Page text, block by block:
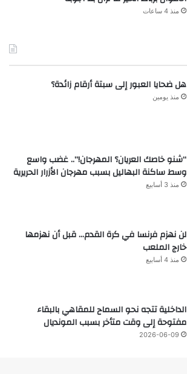
منذ 4 ساعات
هل ضحايا العبور إلى سبتة أرقام زائدة؟
منذ يومين
“شنو خاصك العريان؟ المهرجان!”.. غضب واسع
وسط ساكنة البهاليل بسبب مهرجان الأزرار الحريرية
منذ 3 أسابيع
لن نهزم فرنسا في كرة القدم… قبل أن نهزمها
خارج الملعب
منذ 4 أسابيع
الداخلية تتجه نحو السماح للمقاهي بالبقاء
مفتوحة إلى وقت متأخر بسبب المونديال
2026-06-09